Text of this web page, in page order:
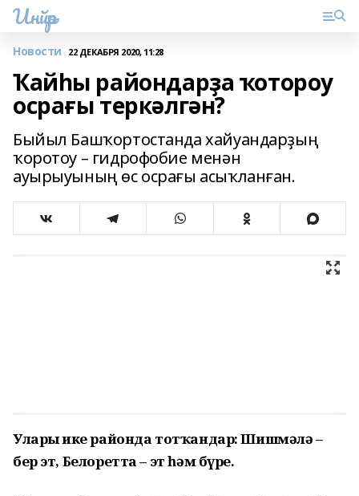
Инйәр
Новости 22 ДЕКАБРЯ 2020, 11:28
Ҡайһы райондарҙа ҡотороу
осрағы теркәлгән?
Быйыл Башҡортостанда хайуандарҙың
ҡоротоу – гидрофобие менән
ауырыуының өс осрағы асыҡланған.
Уларҙы ике районда тотҡандар: Шишмәлә –
бер эт, Белоретта – эт һәм бүре.